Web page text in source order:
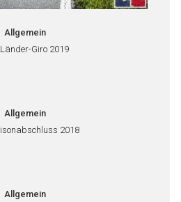
Allgemein
Giro 2019
Allgemein
2018
Allgemein